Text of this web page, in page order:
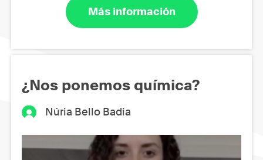
Más información
¿Nos ponemos química?
Núria Bello Badia